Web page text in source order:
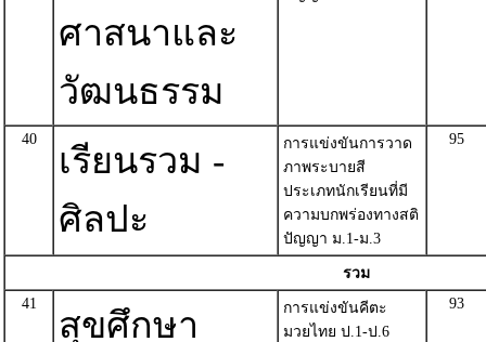
ศาสนาและ
วัฒนธรรม
40
เรียนรวม -
ศิลปะ
การแข่งขันการวาด
ภาพระบายสี
ประเภทนักเรียนที่มี
ความบกพร่องทางสติ
ปัญญา ม.1-ม.3
95
รวม
41
สุขศึกษา
การแข่งขันคีตะ
มวยไทย ป.1-ป.6
93